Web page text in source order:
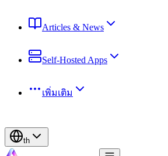
Articles & News
Self-Hosted Apps
เพิ่มเติม
th